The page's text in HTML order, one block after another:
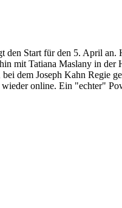
Start für den 5. April an.
mit Tatiana Maslany in der
bei dem Joseph Kahn Regie
online. Ein "echter"